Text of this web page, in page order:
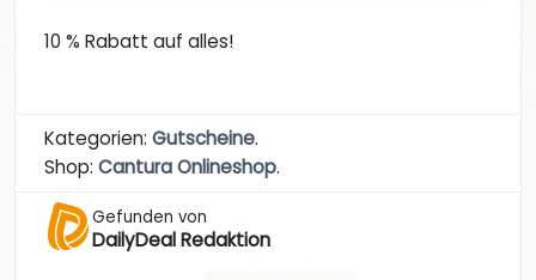
10 % Rabatt auf alles!
Kategorien: Gutscheine.
Shop: Cantura Onlineshop.
Gefunden von
DailyDeal Redaktion